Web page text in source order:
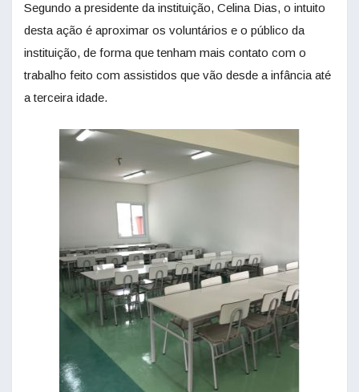
Segundo a presidente da instituição, Celina Dias, o intuito
desta ação é aproximar os voluntários e o público da
instituição, de forma que tenham mais contato com o
trabalho feito com assistidos que vão desde a infância até
a terceira idade.